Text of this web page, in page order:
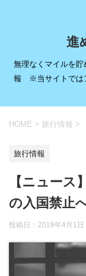
進
無理なくマイルを
報 ※当サイトでは
HOME > 旅行情報 >
旅行情報
【ニュース
の入国禁止
投稿日：2019年4月1日